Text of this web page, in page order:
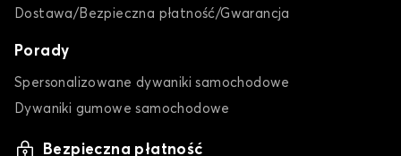
Dostawa/Bezpieczna płatność/Gwarancja
Porady
Spersonalizowane dywaniki samochodowe
Dywaniki gumowe samochodowe
Bezpieczna płatność